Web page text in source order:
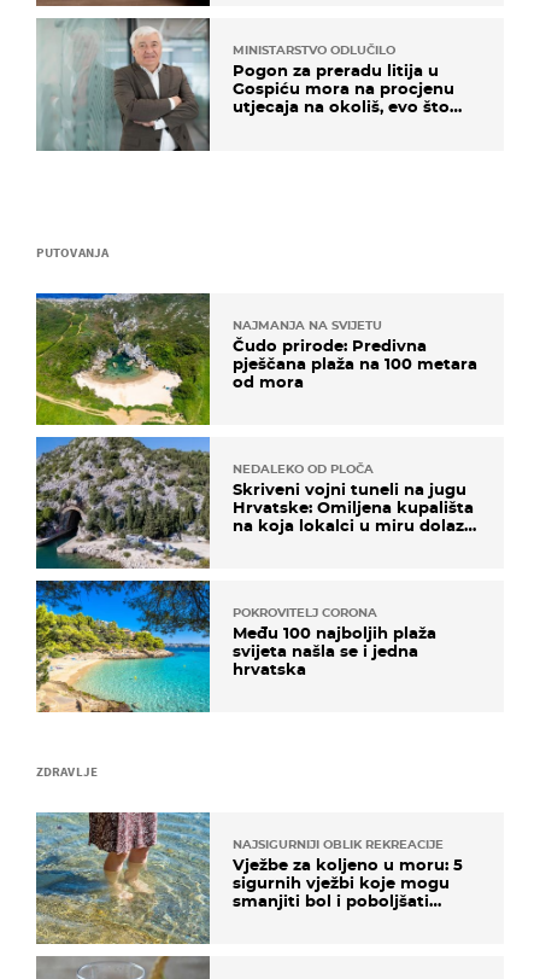
ZDRAVLJE
NAJSIGURNIJI OBLIK REKREACIJE
Vježbe za koljeno u moru: 5
sigurnih vježbi koje mogu
smanjiti bol i poboljšati
PUTOVANJA
NAJMANJA NA SVIJETU
Čudo prirode: Predivna
pješčana plaža na 100 metara
od mora
NEDALEKO OD PLOČA
Skriveni vojni tuneli na jugu
Hrvatske: Omiljena kupališta
na koja lokalci u miru dolaze
POKROVITELJ CORONA
Među 100 najboljih plaža
svijeta našla se i jedna
hrvatska
MINISTARSTVO ODLUČILO
Pogon za preradu litija u
Gospiću mora na procjenu
utjecaja na okoliš, evo što